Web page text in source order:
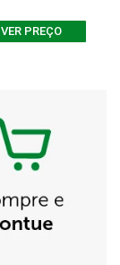
VER PREÇO